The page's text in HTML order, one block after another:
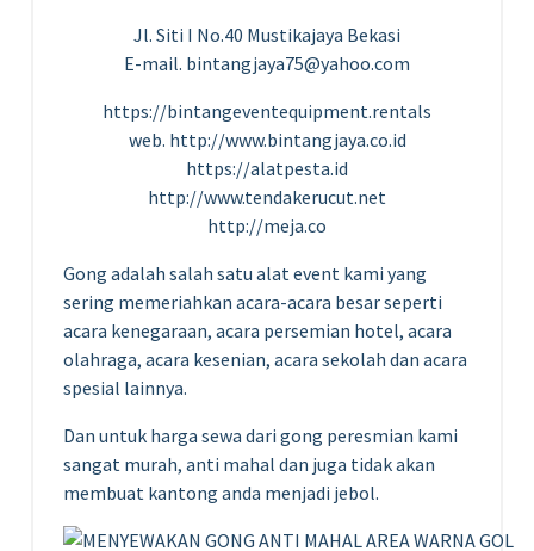
Jl. Siti I No.40 Mustikajaya Bekasi
E-mail. bintangjaya75@yahoo.com
https://bintangeventequipment.rentals
web. http://www.bintangjaya.co.id
https://alatpesta.id
http://www.tendakerucut.net
http://meja.co
Gong adalah salah satu alat event kami yang
sering memeriahkan acara-acara besar seperti
acara kenegaraan, acara persemian hotel, acara
olahraga, acara kesenian, acara sekolah dan acara
spesial lainnya.
Dan untuk harga sewa dari gong peresmian kami
sangat murah, anti mahal dan juga tidak akan
membuat kantong anda menjadi jebol.